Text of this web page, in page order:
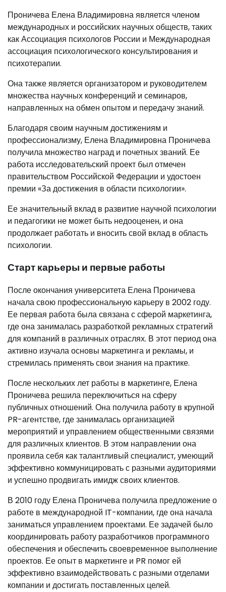
Проничева Елена Владимировна является членом
международных и российских научных обществ, таких
как Ассоциация психологов России и Международная
ассоциация психологического консультирования и
психотерапии.
Она также является организатором и руководителем
множества научных конференций и семинаров,
направленных на обмен опытом и передачу знаний.
Благодаря своим научным достижениям и
профессионализму, Елена Владимировна Проничева
получила множество наград и почетных званий. Ее
работа исследовательский проект был отмечен
правительством Российской Федерации и удостоен
премии «За достижения в области психологии».
Ее значительный вклад в развитие научной психологии
и педагогики не может быть недооценен, и она
продолжает работать и вносить свой вклад в область
психологии.
Старт карьеры и первые работы
После окончания университета Елена Проничева
начала свою профессиональную карьеру в 2002 году.
Ее первая работа была связана с сферой маркетинга,
где она занималась разработкой рекламных стратегий
для компаний в различных отраслях. В этот период она
активно изучала основы маркетинга и рекламы, и
стремилась применять свои знания на практике.
После нескольких лет работы в маркетинге, Елена
Проничева решила переключиться на сферу
публичных отношений. Она получила работу в крупной
PR-агентстве, где занималась организацией
мероприятий и управлением общественными связями
для различных клиентов. В этом направлении она
проявила себя как талантливый специалист, умеющий
эффективно коммуницировать с разными аудиториями
и успешно продвигать имидж своих клиентов.
В 2010 году Елена Проничева получила предложение о
работе в международной IT-компании, где она начала
заниматься управлением проектами. Ее задачей было
координировать работу разработчиков программного
обеспечения и обеспечить своевременное выполнение
проектов. Ее опыт в маркетинге и PR помог ей
эффективно взаимодействовать с разными отделами
компании и достигать поставленных целей.